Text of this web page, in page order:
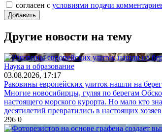
согласен с условиями подачи
Другие новости на тему
Наука и образование
03.08.2026, 17:17
Раковины европейских улиток нашли на
Многие новосибирцы, гуляя по берегам
настоящего морского курорта. Но мало кто
десятилетий превратились в настоящих
296 0